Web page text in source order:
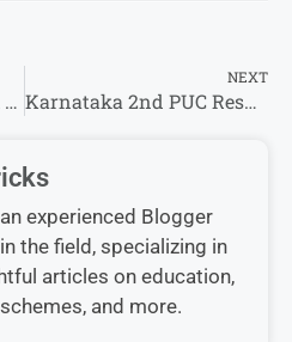
Maharashtra Board 10th Result 2026 : चेक करें, इस लिंक से सबका होगा डायरेक्ट।
NEXT
Karnataka 2nd PUC Result 2026 – Download Marks Memo @karresults.nic.in
experienced Blogger
the field, specializing in
articles on education,
and more.